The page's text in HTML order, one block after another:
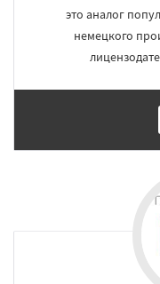
это аналог
немецкого